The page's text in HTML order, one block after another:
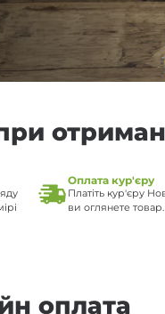
Оплата кур'єру
Платіть кур'єру
ви оглянете товар.
оплата